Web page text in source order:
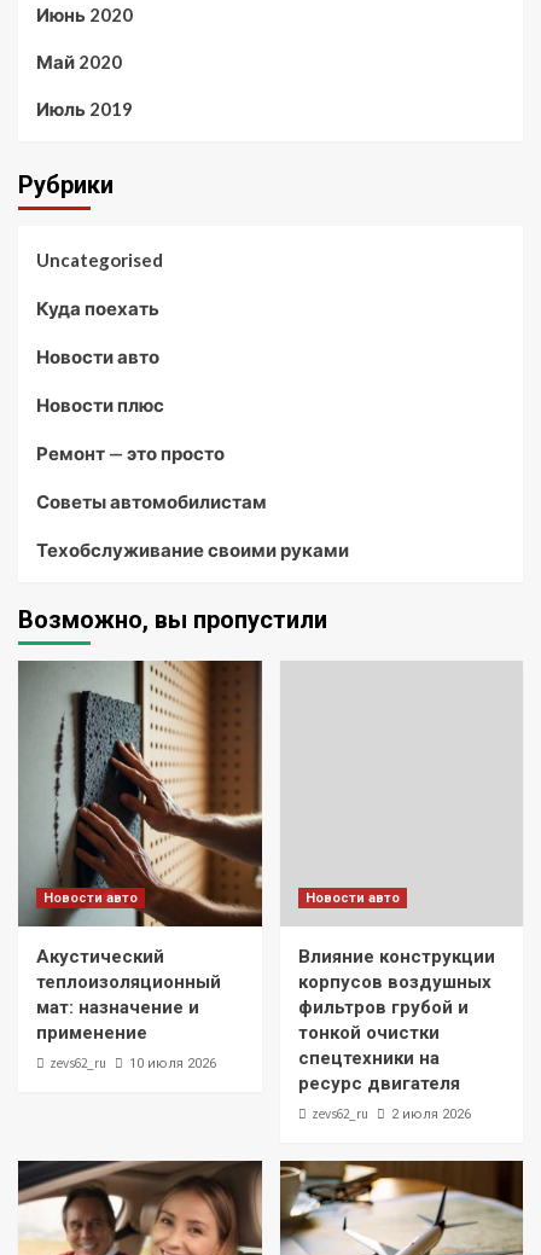
Июнь 2020
Май 2020
Июль 2019
Рубрики
Uncategorised
Куда поехать
Новости авто
Новости плюс
Ремонт — это просто
Советы автомобилистам
Техобслуживание своими руками
Возможно, вы пропустили
Новости авто
Акустический
теплоизоляционный
мат: назначение и
применение
zevs62_ru 10 июля 2026
Новости авто
Влияние конструкции
корпусов воздушных
фильтров грубой и
тонкой очистки
спецтехники на
ресурс двигателя
zevs62_ru 2 июля 2026